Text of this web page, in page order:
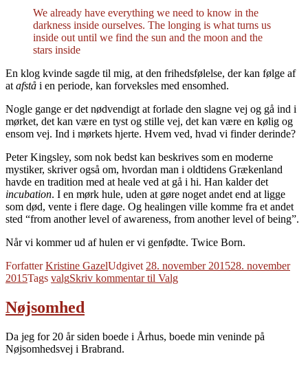
We already have everything we need to know in the
darkness inside ourselves. The longing is what turns us
inside out until we find the sun and the moon and the
stars inside
En klog kvinde sagde til mig, at den frihedsfølelse, der kan følge af
at afstå i en periode, kan forveksles med ensomhed.
Nogle gange er det nødvendigt at forlade den slagne vej og gå ind i
mørket, det kan være en tyst og stille vej, det kan være en kølig og
ensom vej. Ind i mørkets hjerte. Hvem ved, hvad vi finder derinde?
Peter Kingsley, som nok bedst kan beskrives som en moderne
mystiker, skriver også om, hvordan man i oldtidens Grækenland
havde en tradition med at heale ved at gå i hi. Han kalder det
incubation. I en mørk hule, uden at gøre noget andet end at ligge
som død, vente i flere dage. Og healingen ville komme fra et andet
sted “from another level of awareness, from another level of being”.
Når vi kommer ud af hulen er vi genfødte. Twice Born.
ForfatterKristine GazelUdgivet 28. november 201528. november
2015Tags valgSkriv kommentartil Valg
Nøjsomhed
Da jeg for 20 år siden boede i Århus, boede min veninde på
Nøjsomhedsvej i Brabrand.